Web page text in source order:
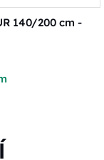
140/200 cm -